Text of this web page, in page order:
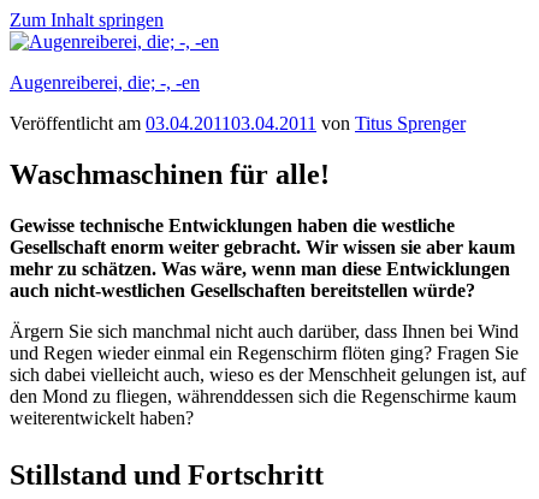
Zum Inhalt springen
Augenreiberei, die; -, -en
Veröffentlicht am 03.04.201103.04.2011 von Titus Sprenger
Waschmaschinen für alle!
Gewisse technische Entwicklungen haben die westliche
Gesellschaft enorm weiter gebracht. Wir wissen sie aber kaum
mehr zu schätzen. Was wäre, wenn man diese Entwicklungen
auch nicht-westlichen Gesellschaften bereitstellen würde?
Ärgern Sie sich manchmal nicht auch darüber, dass Ihnen bei Wind
und Regen wieder einmal ein Regenschirm flöten ging? Fragen Sie
sich dabei vielleicht auch, wieso es der Menschheit gelungen ist, auf
den Mond zu fliegen, währenddessen sich die Regenschirme kaum
weiterentwickelt haben?
Stillstand und Fortschritt